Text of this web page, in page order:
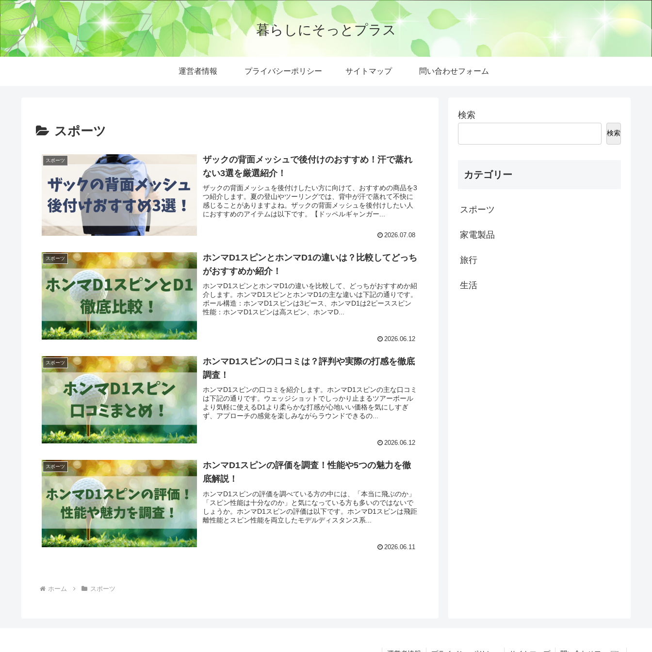
暮らしにそっとプラス
運営者情報 プライバシーポリシー サイトマップ 問い合わせフォーム
スポーツ
スポーツ
ザックの背面メッシュで後付けのおすすめ！汗で蒸れ
ない3選を厳選紹介！
ザックの背面メッシュを後付けしたい方に向けて、おすすめの商品を3
つ紹介します。夏の登山やツーリングでは、背中が汗で蒸れて不快に
感じることがありますよね。ザックの背面メッシュを後付けしたい人
におすすめのアイテムは以下です。【ドッペルギャンガー...
2026.07.08
スポーツ
ホンマD1スピンとホンマD1の違いは？比較してどっち
がおすすめか紹介！
ホンマD1スピンとホンマD1の違いを比較して、どっちがおすすめか紹
介します。ホンマD1スピンとホンマD1の主な違いは下記の通りです。
ボール構造：ホンマD1スピンは3ピース、ホンマD1は2ピーススピン
性能：ホンマD1スピンは高スピン、ホンマD...
2026.06.12
スポーツ
ホンマD1スピンの口コミは？評判や実際の打感を徹底
調査！
ホンマD1スピンの口コミを紹介します。ホンマD1スピンの主な口コミ
は下記の通りです。ウェッジショットでしっかり止まるツアーボール
より気軽に使えるD1より柔らかな打感が心地いい価格を気にしすぎ
ず、アプローチの感覚を楽しみながらラウンドできるの...
2026.06.12
スポーツ
ホンマD1スピンの評価を調査！性能や5つの魅力を徹
底解説！
ホンマD1スピンの評価を調べている方の中には、「本当に飛ぶのか」
「スピン性能は十分なのか」と気になっている方も多いのではないで
しょうか。ホンマD1スピンの評価は以下です。ホンマD1スピンは飛距
離性能とスピン性能を両立したモデルディスタンス系...
2026.06.11
ホーム スポーツ
検索
検索
カテゴリー
スポーツ
家電製品
旅行
生活